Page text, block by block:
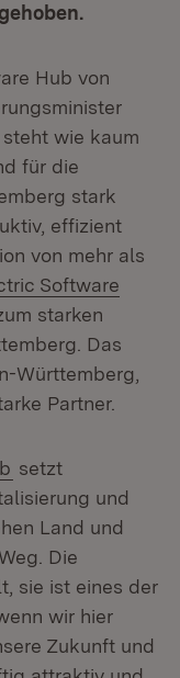
Hub von
wie kaum
für die
stark
effizient
von mehr als
Software
starken
Das
Württemberg,
Partner.
(Öffnet in neuem
setzt
und
Land und
Die
sie ist eines der
wir hier
Zukunft und